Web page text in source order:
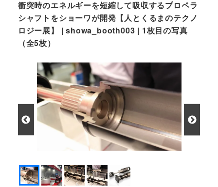
衝突時のエネルギーを短縮して吸収するプロペラ
シャフトをショーワが開発【人とくるまのテクノ
ロジー展】 | showa_booth003 | 1枚目の写真
（全5枚）